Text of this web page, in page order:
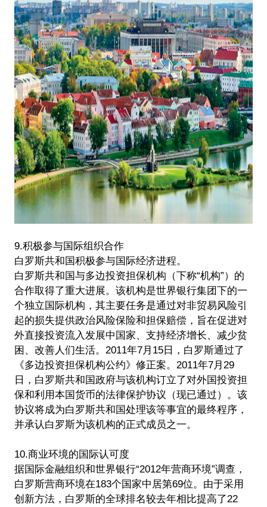
9.积极参与国际组织合作
白罗斯共和国积极参与国际经济进程。
白罗斯共和国与多边投资担保机构（下称“机构”）的
合作取得了重大进展。该机构是世界银行集团下的一
个独立国际机构，其主要任务是通过对非贸易风险引
起的损失提供政治风险保险和担保赔偿，旨在促进对
外直接投资流入发展中国家、支持经济增长、减少贫
困、改善人们生活。2011年7月15日，白罗斯通过了
《多边投资担保机构公约》修正案。2011年7月29
日，白罗斯共和国政府与该机构订立了对外国投资担
保和利用本国货币的法律保护协议（现已通过）。该
协议将成为白罗斯共和国处理该等事宜的最终程序，
并承认白罗斯为该机构的正式成员之一。
10.商业环境的国际认可度
据国际金融组织和世界银行“2012年营商环境”调查，
白罗斯营商环境在183个国家中居第69位。由于采用
创新方法，白罗斯的全球排名较去年相比提高了22